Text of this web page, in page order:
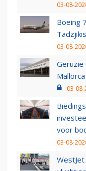
03-08-
Boeing
03-08-
Geruzie
Mallorca
03-
voor
03-08-